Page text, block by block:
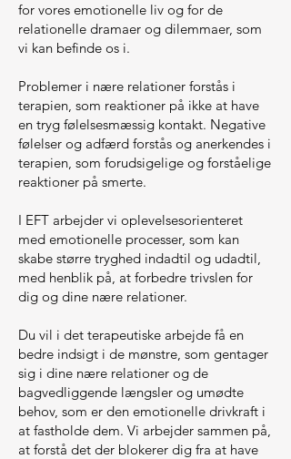
for vores emotionelle liv og for de
relationelle dramaer og dilemmaer, som
vi kan befinde os i.
Problemer i nære relationer forstås i
terapien, som reaktioner på ikke at have
en tryg følelsesmæssig kontakt. Negative
følelser og adfærd forstås og anerkendes i
terapien, som forudsigelige og forståelige
reaktioner på smerte.
I EFT arbejder vi oplevelsesorienteret
med emotionelle processer, som kan
skabe større tryghed indadtil og udadtil,
med henblik på, at forbedre trivslen for
dig og dine nære relationer.
Du vil i det terapeutiske arbejde få en
bedre indsigt i de mønstre, som gentager
sig i dine nære relationer og de
bagvedliggende længsler og umødte
behov, som er den emotionelle drivkraft i
at fastholde dem. Vi arbejder sammen på,
at forstå det der blokerer dig fra at have